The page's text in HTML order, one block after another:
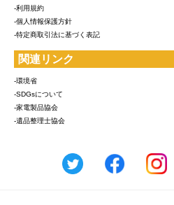
-利用規約
-個人情報保護方針
-特定商取引法に基づく表記
関連リンク
-環境省
-SDGsについて
-家電製品協会
-遺品整理士協会